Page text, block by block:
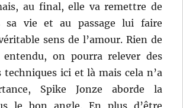
au final, elle va remettre de
sa vie et au passage lui faire
sens de l’amour. Rien de
on pourra relever des
techniques ici et là mais cela n’a
Spike Jonze aborde la